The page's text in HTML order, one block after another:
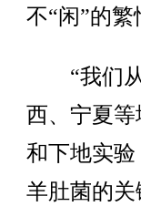
不“闲”的繁
“我们从
西、宁夏
和下地实
羊肚菌的关